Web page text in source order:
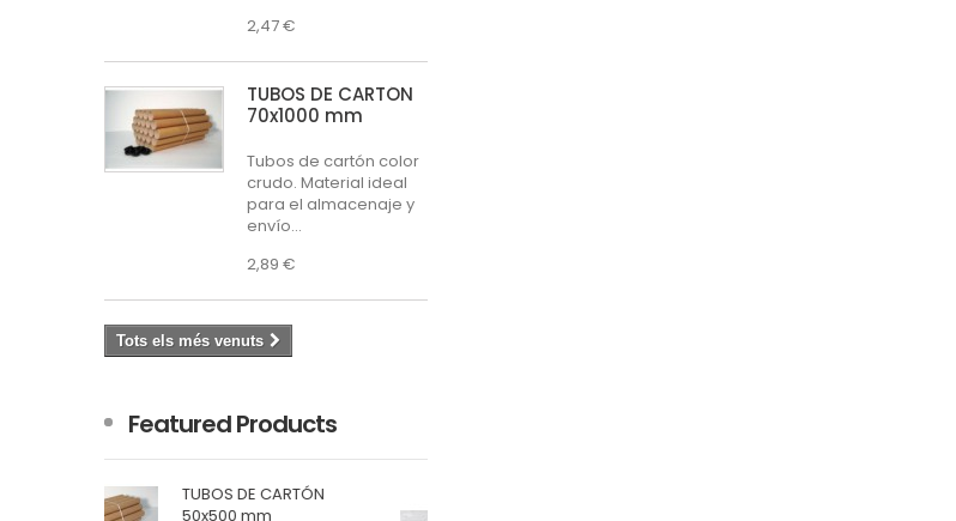
2,47 €
TUBOS DE CARTÓN
70x1000 mm
Tubos de cartón color
crudo. Material ideal
para el almacenaje y
envío...
2,89 €
Tots els més venuts
Featured Products
sobres paper-list
cristal 16 x 12 cm